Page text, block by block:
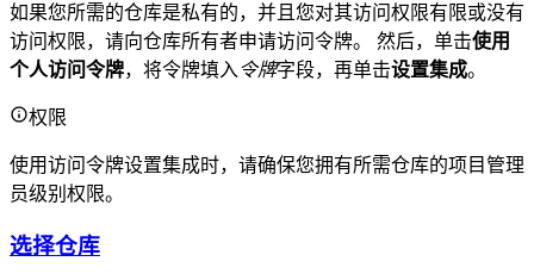
如果您所需的仓库是私有的，并且您对其访问权限有限或没有
访问权限，请向仓库所有者申请访问令牌。 然后，单击使用
个人访问令牌，将令牌填入 令牌字段，再单击设置集成。
权限
使用访问令牌设置集成时，请确保您拥有所需仓库的项目管理
员级别权限。
选择仓库